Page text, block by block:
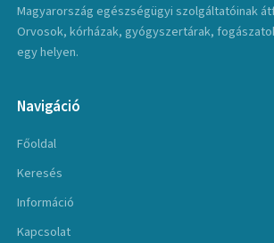
Magyarország egészségügyi szolgáltatóinak
Orvosok, kórházak, gyógyszertárak,
egy helyen.
Navigáció
Főoldal
Keresés
Információ
Kapcsolat